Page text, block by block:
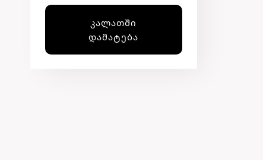
189,00 ₾.149,00 ₾.
ᲙᲐᲚᲐᲗᲨᲘ
ᲓᲐᲛᲐᲢᲔᲑᲐ